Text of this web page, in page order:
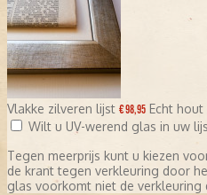
Vlakke zilveren lijst € 98,95 Echt hout
Wilt u UV-werend glas in uw
Tegen meerprijs kunt u kiezen
de krant tegen verkleuring door
glas voorkomt niet de